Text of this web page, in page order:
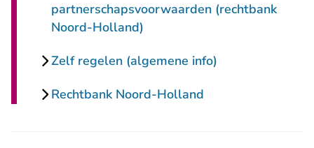
partnerschapsvoorwaarden (rechtbank
Noord-Holland)
Zelf regelen (algemene info)
Rechtbank Noord-Holland